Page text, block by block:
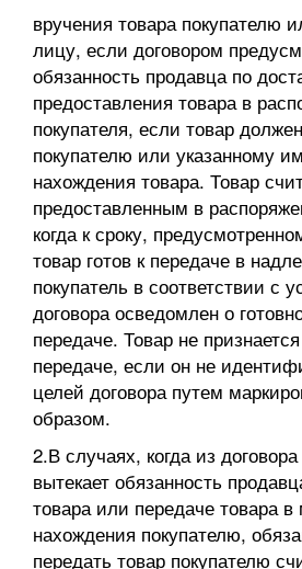
вручения товара покупателю
лицу, если договором
обязанность продавца по
предоставления товара в
покупателя, если товар
покупателю или указанному
нахождения товара. Товар
предоставленным в
когда к сроку,
товар готов к передаче в
покупатель в соответствии с
договора осведомлен о
передаче. Товар не
передаче, если он не
целей договора путем
образом.
2.В случаях, когда из
вытекает обязанность
товара или передаче товара в
нахождения покупателю,
передать товар покупателю